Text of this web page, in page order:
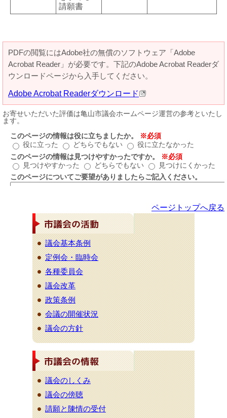
請願書
PDFの閲覧にはAdobe社の無償のソフトウェア「Adobe
Acrobat Reader」が必要です。下記のAdobe Acrobat Readerダ
ウンロードページから入手してください。
Adobe Acrobat Readerダウンロード
ページトップへ戻る
議会基本条例
定例会・臨時会
各種委員会
議会改革
政策条例
会議の開催状況
議会の方針
議会のしくみ
議会の傍聴
請願と陳情の受付